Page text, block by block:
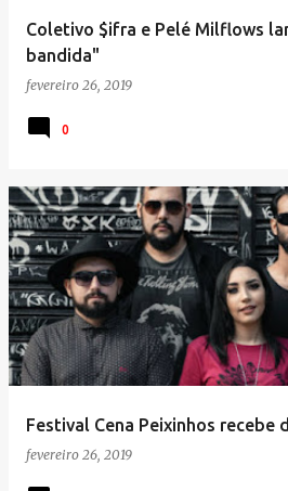
Coletivo $ifra e Pelé Milflows
bandida"
fevereiro 26, 2019
0
Festival Cena Peixinhos recebe
fevereiro 26, 2019